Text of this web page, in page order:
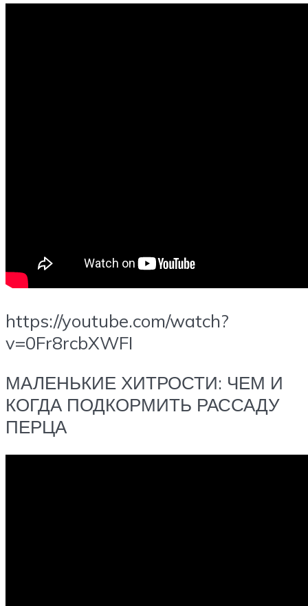
https://youtube.com/watch?
v=0Fr8rcbXWFI
МАЛЕНЬКИЕ ХИТРОСТИ: ЧЕМ И
КОГДА ПОДКОРМИТЬ РАССАДУ
ПЕРЦА